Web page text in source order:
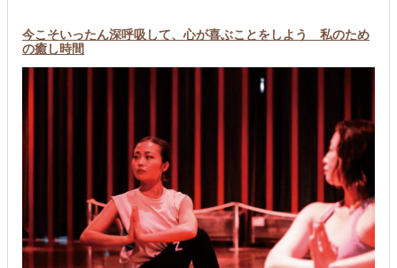
今こそいったん深呼吸して、心が喜ぶことをしよう 私のため
の癒し時間